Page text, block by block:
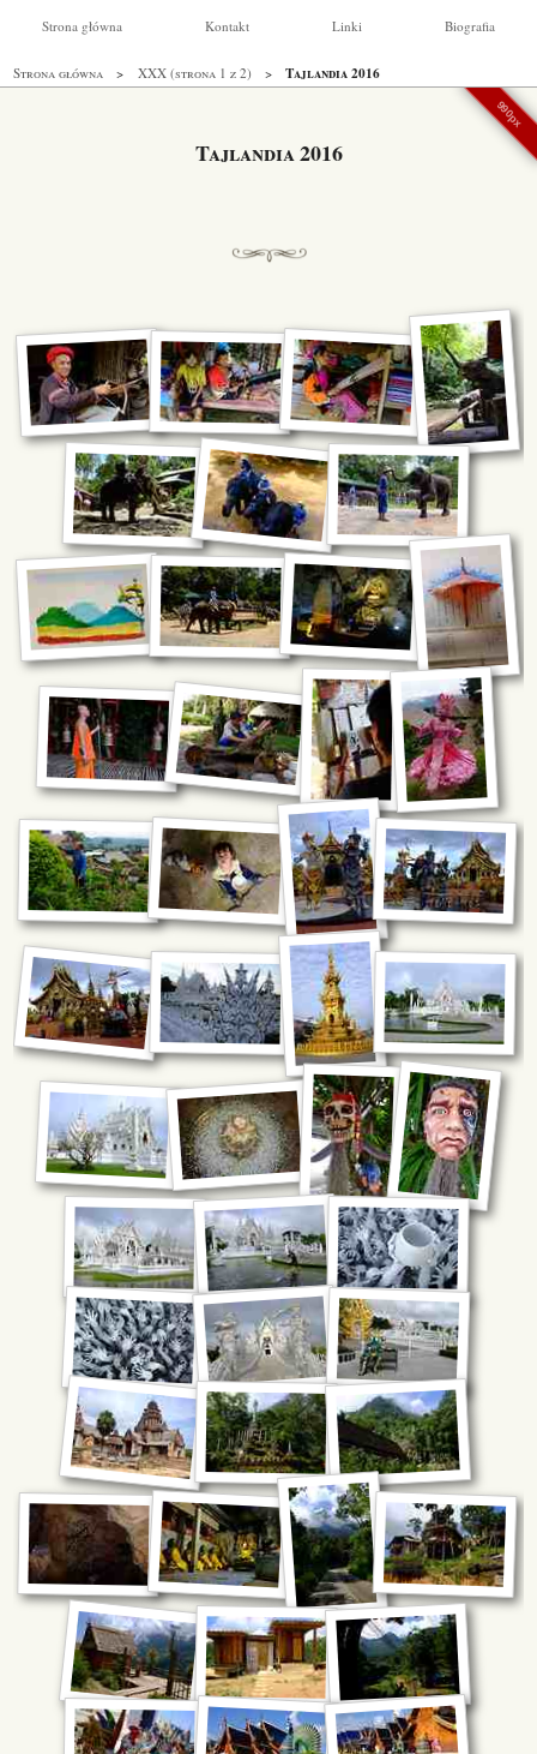
Strona główna Kontakt Linki Biografia
Strona główna XXX (strona 1 z 2) Tajlandia 2016
Tajlandia 2016
990px